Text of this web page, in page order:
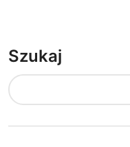
Szukaj